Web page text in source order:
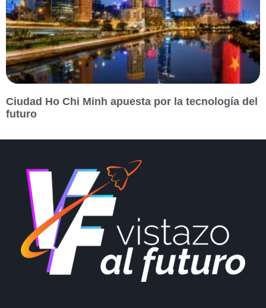
Ciudad Ho Chi Minh apuesta por la tecnología del
futuro